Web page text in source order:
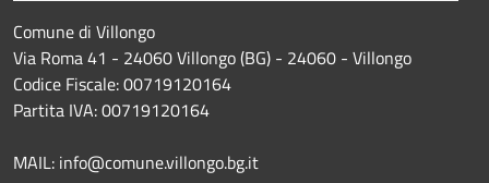
Comune di Villongo
Via Roma 41 - 24060 Villongo (BG) - 24060 - Villongo
Codice Fiscale: 00719120164
Partita IVA: 00719120164
MAIL: info@comune.villongo.bg.it